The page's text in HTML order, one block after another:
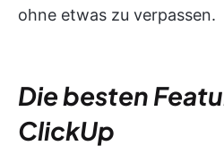
ohne etwas zu verpassen.
Die besten
ClickUp